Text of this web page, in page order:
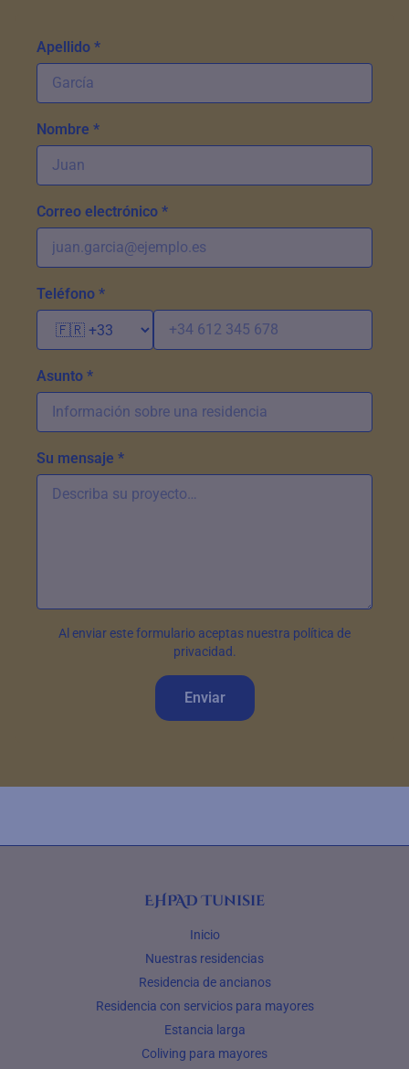
Apellido *
Nombre *
Correo electrónico *
Teléfono *
Asunto *
Su mensaje *
Al enviar este formulario aceptas nuestra política de
privacidad.
Enviar
EHPAD Tunisie
Inicio
Nuestras residencias
Residencia de ancianos
Residencia con servicios para mayores
Estancia larga
Coliving para mayores